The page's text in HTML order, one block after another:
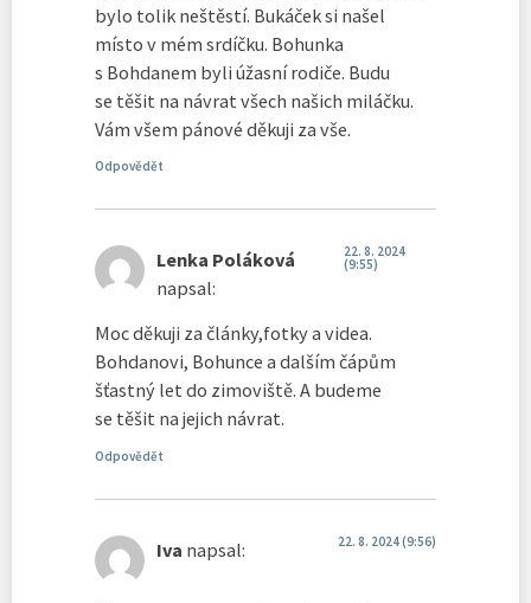
bylo tolik neštěstí. Bukáček si našel
místo v mém srdíčku. Bohunka
s Bohdanem byli úžasní rodiče. Budu
se těšit na návrat všech našich miláčku.
Vám všem pánové děkuji za vše.
Odpovědět
Lenka Poláková
napsal:
22. 8. 2024
(9:55)
Moc děkuji za články,fotky a videa.
Bohdanovi, Bohunce a dalším čápům
šťastný let do zimoviště. A budeme
se těšit na jejich návrat.
Odpovědět
Iva napsal: 22. 8. 2024 (9:56)